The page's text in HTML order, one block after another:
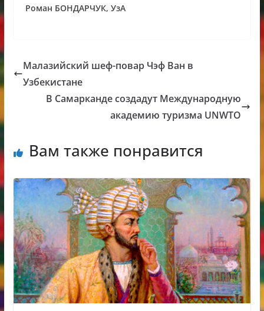
Роман БОНДАРЧУК, УзА
Малазийский шеф-повар Чэф Ван в
Узбекистане
В Самарканде создадут Международную
академию туризма UNWTO
Вам также понравится